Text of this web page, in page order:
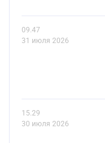
09.47
31 июля 2026
15.29
30 июля 2026